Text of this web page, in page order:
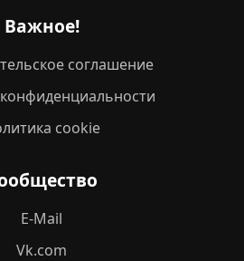
Важное!
соглашение
cookie
E-Mail
Vk.com